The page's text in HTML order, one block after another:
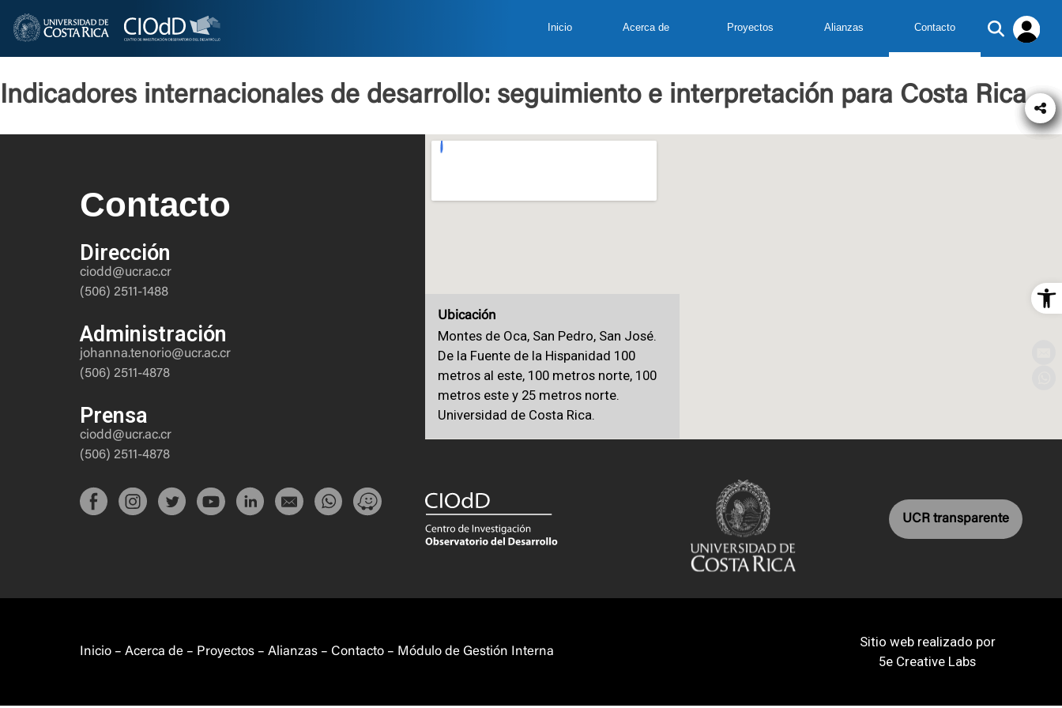
Inicio Acerca de Proyectos Alianzas Contacto
Indicadores internacionales de desarrollo: seguimiento e interpretación para Costa Rica
Contacto
Dirección
ciodd@ucr.ac.cr
(506) 2511-1488
Administración
johanna.tenorio@ucr.ac.cr
(506) 2511-4878
Prensa
ciodd@ucr.ac.cr
(506) 2511-4878
Ubicación
Montes de Oca, San Pedro, San José.
De la Fuente de la Hispanidad 100
metros al este, 100 metros norte, 100
metros este y 25 metros norte.
Universidad de Costa Rica.
UCR transparente
Inicio– Acerca de– Proyectos– Alianzas– Contacto– Módulo de Gestión Interna
Sitio web realizado por
5e Creative Labs